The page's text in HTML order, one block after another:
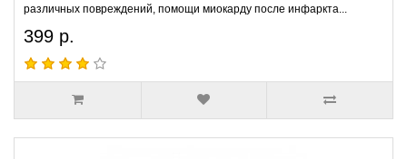
различных повреждений, помощи миокарду после инфаркта...
399 р.